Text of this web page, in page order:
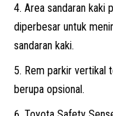
Area sandaran kaki
diperbesar untuk
sandaran kaki.
Rem parkir vertikal
berupa opsional.